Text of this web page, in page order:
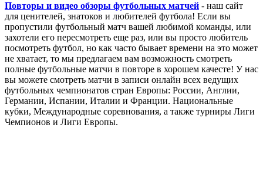
Повторы и видео обзоры футбольных матчей - наш сайт
для ценителей, знатоков и любителей футбола! Если вы
пропустили футбольный матч вашей любимой команды, или
захотели его пересмотреть еще раз, или вы просто любитель
посмотреть футбол, но как часто бывает времени на это может
не хватает, то мы предлагаем вам возможность смотреть
полные футбольные матчи в повторе в хорошем качесте! У нас
вы можете смотреть матчи в записи онлайн всех ведущих
футбольных чемпионатов стран Европы: России, Англии,
Германии, Испании, Италии и Франции. Национальные
кубки, Международные соревнования, а также турниры Лиги
Чемпионов и Лиги Европы.